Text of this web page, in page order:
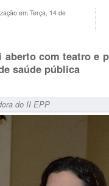
em Terça, 14 de
com teatro e
saúde pública
do II EPP